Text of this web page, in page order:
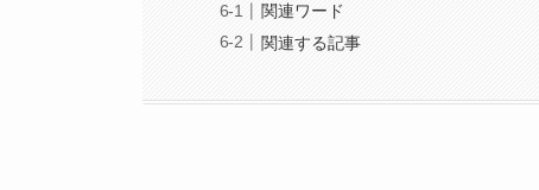
関連ワード
関連する記事